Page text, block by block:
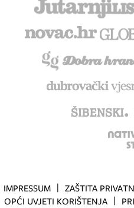
IMPRESSUM ZAŠTITA
OPĆI UVJETI KORIŠTENJA